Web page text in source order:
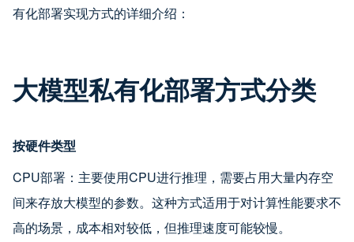
有化部署实现方式的详细介绍：
大模型私有化部署方式分类
按硬件类型
CPU部署：主要使用CPU进行推理，需要占用大量内存空
间来存放大模型的参数。这种方式适用于对计算性能要求不
高的场景，成本相对较低，但推理速度可能较慢。